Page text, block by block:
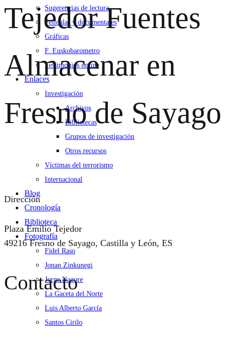
Sugerencias de lectura
Películas y documentales
Gráficas
F. Euskobarometro
Testimonios online
Enlaces
Investigación
Archivos
Bibliotecas
Grupos de investigación
Otros recursos
Víctimas del terrorismo
Internacional
Blog
Cronología
Biblioteca
Fotografía
Fidel Raso
Jonan Zinkunegi
Jorge Nagore
La Gaceta del Norte
Luis Alberto García
Santos Cirilo
Tejedor Fuentes
Almacenar en
Fresno de Sayago
Dirección
Plaza Emilio Tejedor
49216 Fresno de Sayago, Castilla y León, ES
Contacto